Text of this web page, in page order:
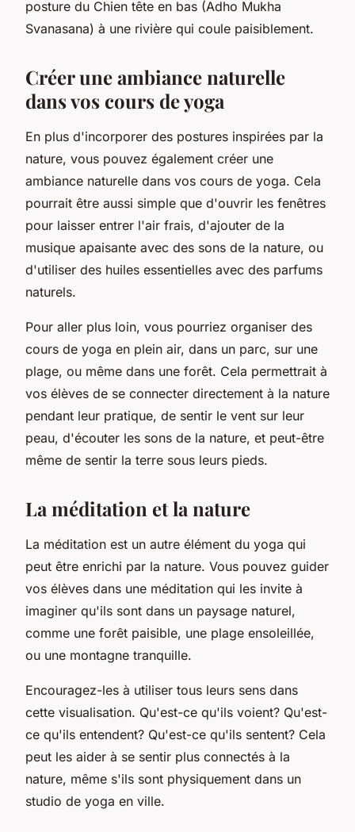
posture du Chien tête en bas (Adho Mukha
Svanasana) à une rivière qui coule paisiblement.
Créer une ambiance naturelle
dans vos cours de yoga
En plus d'incorporer des postures inspirées par la
nature, vous pouvez également créer une
ambiance naturelle dans vos cours de yoga. Cela
pourrait être aussi simple que d'ouvrir les fenêtres
pour laisser entrer l'air frais, d'ajouter de la
musique apaisante avec des sons de la nature, ou
d'utiliser des huiles essentielles avec des parfums
naturels.
Pour aller plus loin, vous pourriez organiser des
cours de yoga en plein air, dans un parc, sur une
plage, ou même dans une forêt. Cela permettrait à
vos élèves de se connecter directement à la nature
pendant leur pratique, de sentir le vent sur leur
peau, d'écouter les sons de la nature, et peut-être
même de sentir la terre sous leurs pieds.
La méditation et la nature
La méditation est un autre élément du yoga qui
peut être enrichi par la nature. Vous pouvez guider
vos élèves dans une méditation qui les invite à
imaginer qu'ils sont dans un paysage naturel,
comme une forêt paisible, une plage ensoleillée,
ou une montagne tranquille.
Encouragez-les à utiliser tous leurs sens dans
cette visualisation. Qu'est-ce qu'ils voient? Qu'est-
ce qu'ils entendent? Qu'est-ce qu'ils sentent? Cela
peut les aider à se sentir plus connectés à la
nature, même s'ils sont physiquement dans un
studio de yoga en ville.